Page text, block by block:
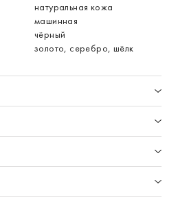
натуральная кожа
машинная
чёрный
золото, серебро, шёлк